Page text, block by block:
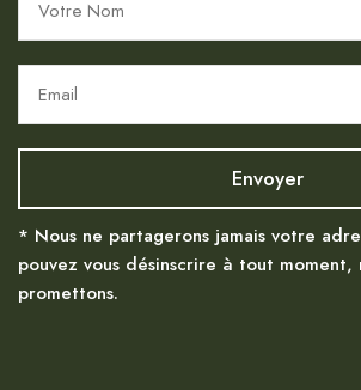
* Nous ne partagerons jamais votre
pouvez vous désinscrire à tout moment,
promettons.